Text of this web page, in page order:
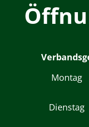
Montag
Dienstag